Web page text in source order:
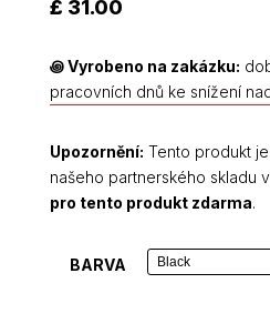
hodnocení
£ 31.00
꩜Vyrobeno na zakázku:
pracovních dnů ke snížení
Upozornění: Tento produkt
našeho partnerského skladu
pro tento produkt zdarma.
BARVA